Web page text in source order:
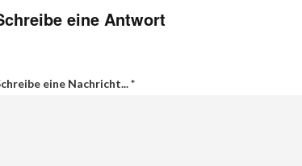
eine Antwort
eine Nachricht...*